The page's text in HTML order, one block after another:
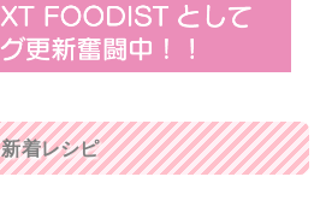
新着レシピ